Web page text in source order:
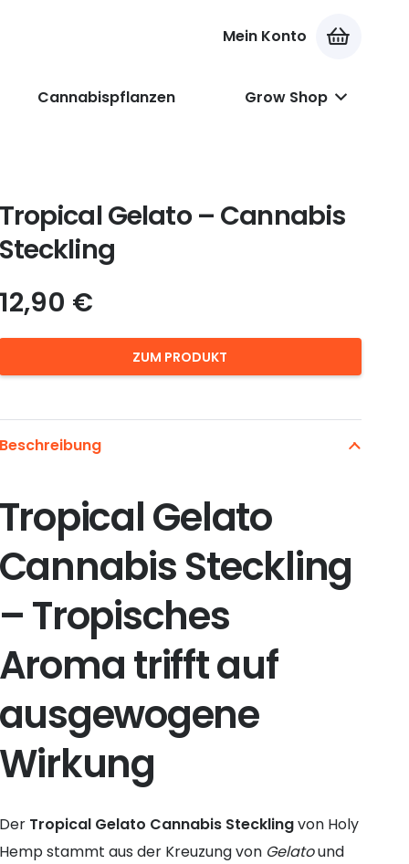
Mein Konto
Cannabispflanzen Grow Shop
Gelato – Cannabis
€
ZUM PRODUKT
Gelato
Steckling
Tropisches
trifft auf
Tropical Gelato Cannabis Stecklingvon Holy
stammt aus der Kreuzung von Gelatound